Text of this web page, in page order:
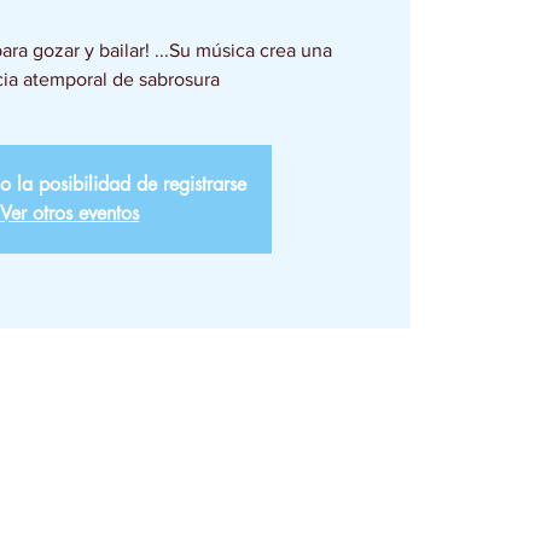
gozar y bailar! ...Su música crea una
atemporal de sabrosura
la posibilidad de registrarse
Ver otros eventos